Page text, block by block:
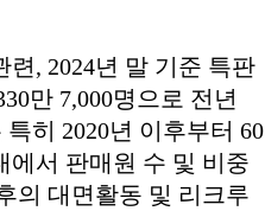
, 2024년 말 기준 특판
만 7,000명으로 전년
히 2020년 이후부터 60
에서 판매원 수 및 비중
의 대면활동 및 리크루